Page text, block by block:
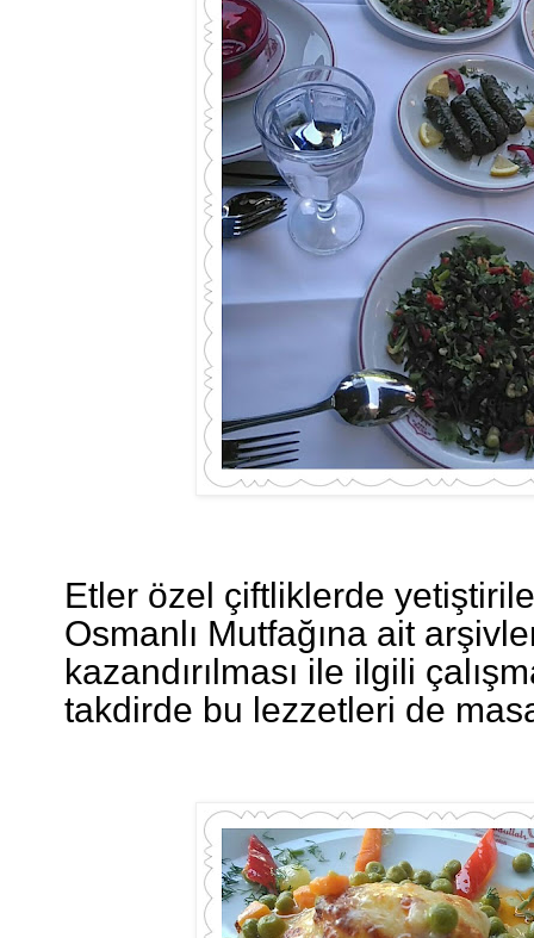
Etler özel çiftliklerde
Osmanlı Mutfağına ait
kazandırılması ile ilgili
takdirde bu lezzetleri de